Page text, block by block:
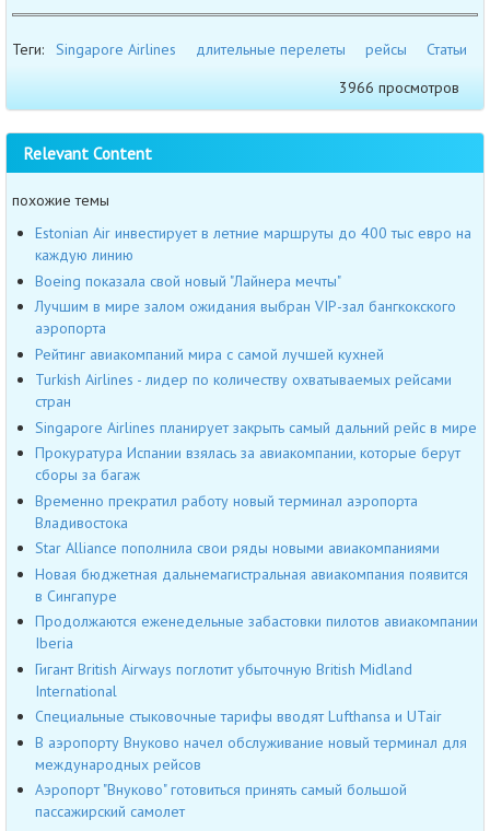
Теги: Singapore Airlines длительные перелеты рейсы
Статьи
3966 просмотров
Relevant Content
похожие темы
Estonian Air инвестирует в летние маршруты до 400 тыс евро на
каждую линию
Boeing показала свой новый "Лайнера мечты"
Лучшим в мире залом ожидания выбран VIP-зал бангкокского
аэропорта
Рейтинг авиакомпаний мира с самой лучшей кухней
Turkish Airlines - лидер по количеству охватываемых рейсами
стран
Singapore Airlines планирует закрыть самый дальний рейс в мире
Прокуратура Испании взялась за авиакомпании, которые берут
сборы за багаж
Временно прекратил работу новый терминал аэропорта
Владивостока
Star Alliance пополнила свои ряды новыми авиакомпаниями
Новая бюджетная дальнемагистральная авиакомпания появится
в Сингапуре
Продолжаются еженедельные забастовки пилотов авиакомпании
Iberia
Гигант British Airways поглотит убыточную British Midland
International
Специальные стыковочные тарифы вводят Lufthansa и UTair
В аэропорту Внуково начел обслуживание новый терминал для
международных рейсов
Аэропорт "Внуково" готовиться принять самый большой
пассажирский самолет